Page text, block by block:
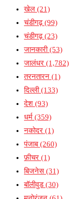
खेल (21)
चंडीगढ़(99)
चंडीगढ़(23)
जानकारी(53)
जालंधर (1,782)
तरनतारन (1)
दिल्ली(133)
देश (93)
धर्म (359)
नकोदर (1)
पंजाब(260)
फ़ीचर (1)
बिजनेस(31)
बॉलीवुड(30)